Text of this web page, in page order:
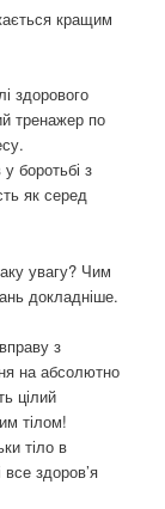
кращим
здорового
тренажер по
боротьбі з
як серед
увагу? Чим
докладніше.
з
на абсолютно
цілий
тілом!
тіло в
здоров’я